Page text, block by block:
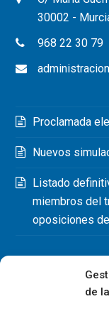
de
30002 -
968 22 30 79
Proclamada
Nuevos
Listado
miembros del
oposiciones